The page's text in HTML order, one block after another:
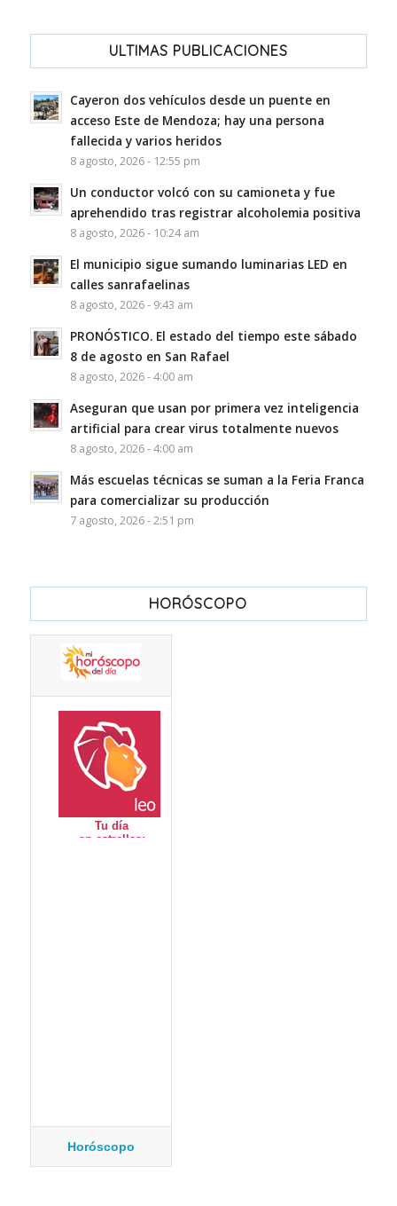
ULTIMAS PUBLICACIONES
Cayeron dos vehículos desde un puente en
acceso Este de Mendoza; hay una persona
fallecida y varios heridos
8 agosto, 2026 - 12:55 pm
Un conductor volcó con su camioneta y fue
aprehendido tras registrar alcoholemia positiva
8 agosto, 2026 - 10:24 am
El municipio sigue sumando luminarias LED en
calles sanrafaelinas
8 agosto, 2026 - 9:43 am
PRONÓSTICO. El estado del tiempo este sábado
8 de agosto en San Rafael
8 agosto, 2026 - 4:00 am
Aseguran que usan por primera vez inteligencia
artificial para crear virus totalmente nuevos
8 agosto, 2026 - 4:00 am
Más escuelas técnicas se suman a la Feria Franca
para comercializar su producción
7 agosto, 2026 - 2:51 pm
HORÓSCOPO
Horóscopo